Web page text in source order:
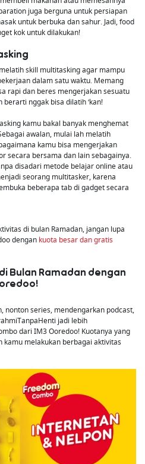
juga berguna untuk persiapan
untuk berbuka dan sahur. Jadi, food
kok untuk dilakukan!
skill multitasking agar mampu
dalam satu waktu. Memang
rapi dan beres mengerjakan sesuatu
berarti nggak bisa dilatih ‘kan!
kamu bakal banyak menghemat
awalan, mulai lah melatih
kamu bisa mengerjakan
secara bersama dan lain sebagainya.
disadari metode belajar online atau
seorang multitasker, karena
beberapa tab di gadget secara
di bulan Ramadan, jangan lupa
dengan kuota besar dan gratis
Bulan Ramadan dengan
nonton series, mendengarkan podcast,
jadi lebih
dari IM3 Ooredoo! Kuotanya yang
kamu melakukan berbagai aktivitas